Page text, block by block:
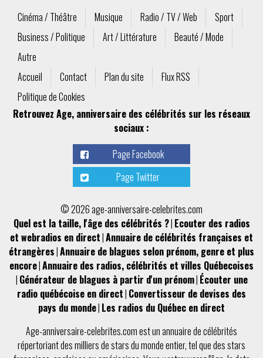
Cinéma / Théâtre Musique Radio / TV / Web
Sport
Business / Politique
Art / Littérature
Beauté / Mode
Autre
Accueil
Contact Plan du site
Flux RSS
Politique de Cookies
Retrouvez Age, anniversaire des célébrités sur les réseaux
sociaux :
Page Facebook
Page Twitter
© 2026 age-anniversaire-celebrites.com
Quel est la taille, l'âge des célébrités ?| Ecouter des radios
et webradios en direct|Annuaire de célébrités françaises et
étrangères|Annuaire de blagues selon prénom, genre et plus
encore|Annuaire des radios, célébrités et villes Québecoises
| Générateur de blagues à partir d'un prénom| Écouter une
radio québécoise en direct| Convertisseur de devises des
pays du monde| Les radios du Québec en direct
Age-anniversaire-celebrites.comest unannuaire de célébrités
répertoriant des milliers de stars du monde entier, tel que desstars